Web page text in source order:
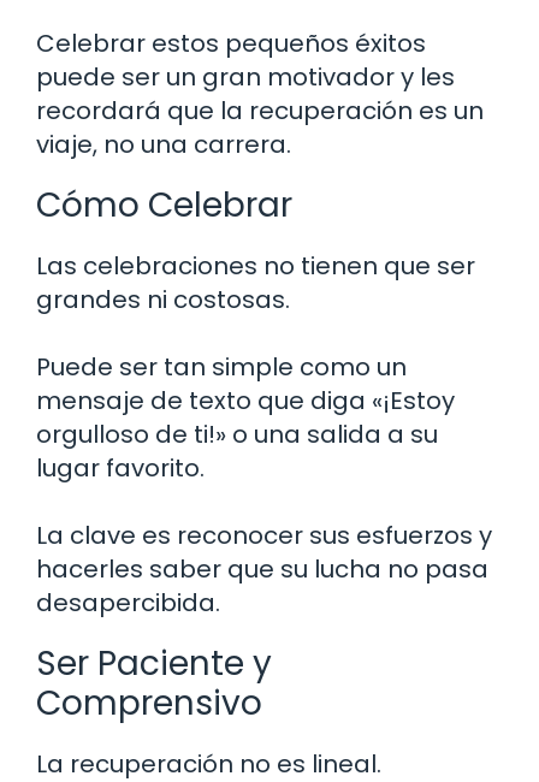
Celebrar estos pequeños éxitos
puede ser un gran motivador y les
recordará que la recuperación es un
viaje, no una carrera.
Cómo Celebrar
Las celebraciones no tienen que ser
grandes ni costosas.
Puede ser tan simple como un
mensaje de texto que diga «¡Estoy
orgulloso de ti!» o una salida a su
lugar favorito.
La clave es reconocer sus esfuerzos y
hacerles saber que su lucha no pasa
desapercibida.
Ser Paciente y
Comprensivo
La recuperación no es lineal.